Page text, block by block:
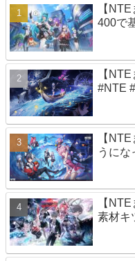
【
400で
【
#NTE
【
うにな
【
素材キ